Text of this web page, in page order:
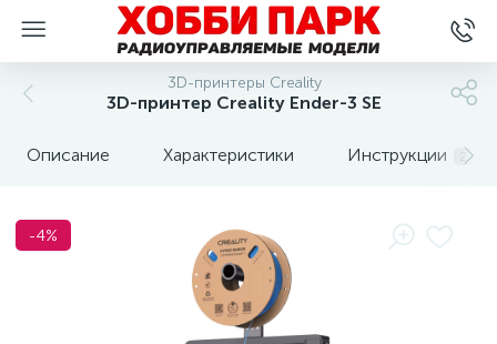
3D-принтеры Creality
3D-принтер Creality Ender-3 SE
Описание Характеристики Инструкции 2
-4%